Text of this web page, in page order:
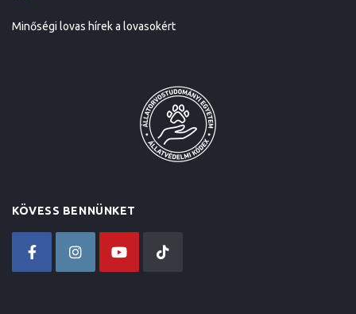
Minőségi lovas hírek a lovasokért
KÖVESS BENNÜNKET